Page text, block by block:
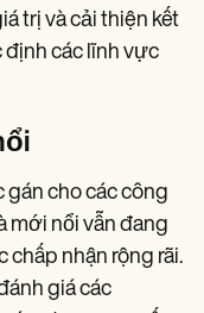
trị và cải thiện kết
định các lĩnh vực
gán cho các công
mới nổi vẫn đang
nhận rộng rãi.
giá các